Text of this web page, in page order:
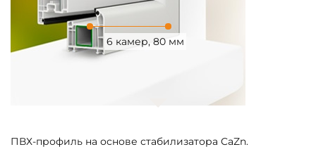
6 камер, 80 мм
ПВХ-профиль на основе стабилизатора CaZn.